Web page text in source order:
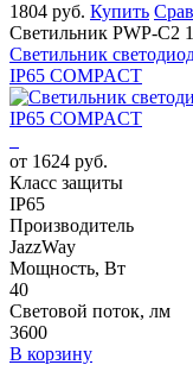
1804 руб. Купить
Светильник PWP-С2
Светильник
IP65 COMPACT
от 1624 руб.
Класс защиты
IP65
Производитель
JazzWay
Мощность, Вт
40
Световой поток, лм
3600
В корзину